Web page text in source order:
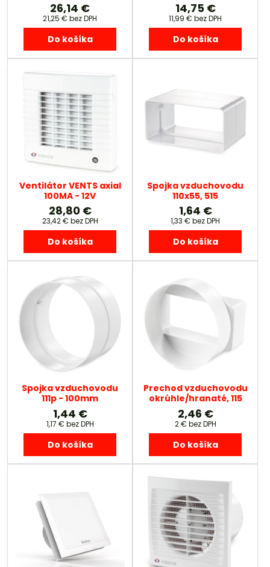
26,14 €
21,25 € bez DPH
Do košíka
14,75 €
11,99 € bez DPH
Do košíka
Ventilátor VENTS axial
100MA - 12V
28,80 €
23,42 € bez DPH
Do košíka
Spojka vzduchovodu
110x55, 515
1,64 €
1,33 € bez DPH
Do košíka
Spojka vzduchovodu
111p - 100mm
1,44 €
1,17 € bez DPH
Do košíka
Prechod vzduchovodu
okrúhle/hranaté, 115
2,46 €
2 € bez DPH
Do košíka